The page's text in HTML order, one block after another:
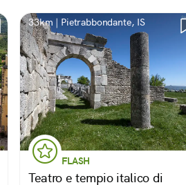
via crucis che raggiunge quel
luogo.
33km | Pietrabbondante, IS
FLASH
Teatro e tempio italico di